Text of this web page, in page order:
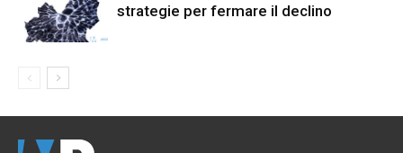
strategie per fermare il declino